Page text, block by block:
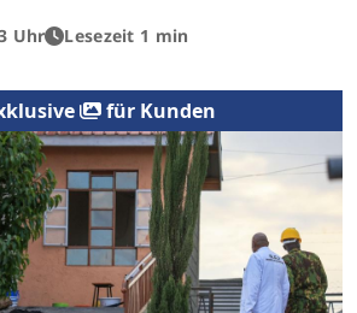
Uhr Lesezeit 1 min
für Kunden